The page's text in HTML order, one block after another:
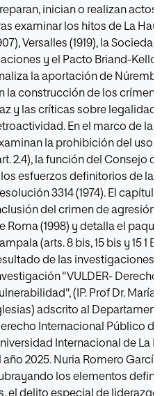
inician o realizan actos
examinar los hitos de La
Versalles (1919), la
y el Pacto Briand-
la aportación de
la construcción de los
y las críticas sobre legalidad
En el marco de la
la prohibición del uso
2.4), la función del Consejo
esfuerzos definitorios de la
3314 (1974). El
del crimen de agresión
Roma (1998) y detalla el
(arts. 8 bis, 15 bis y 15 1
de las investigaciones
"VULDER- Derecho
(IP. Prof Dr. María
adscrito al
Internacional Público de
Internacional de La
año 2025. Nuria Romero García
los elementos
el delito especial de liderazgo